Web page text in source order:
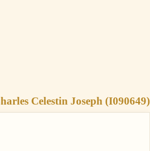
Celestin Joseph (I090649)